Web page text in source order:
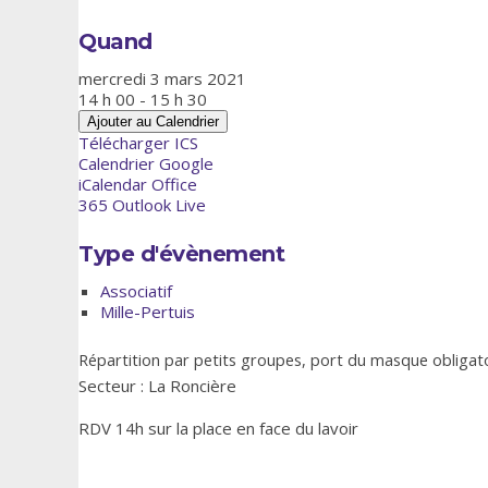
Quand
mercredi 3 mars 2021
14 h 00 - 15 h 30
Ajouter au Calendrier
Télécharger ICS
Calendrier Google
iCalendar Office
365 Outlook Live
Type d'évènement
Associatif
Mille-Pertuis
Répartition par petits groupes, port du masque
Secteur : La Roncière
RDV 14h sur la place en face du lavoir